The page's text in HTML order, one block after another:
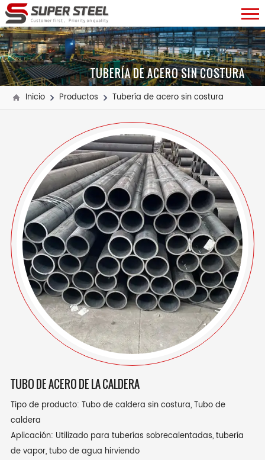
TUBERÍA DE ACERO SIN COSTURA
Inicio Productos Tubería de acero sin costura
TUBO DE ACERO DE LA CALDERA
Tipo de producto: Tubo de caldera sin costura, Tubo de
caldera
Aplicación: Utilizado para tuberías sobrecalentadas, tubería
de vapor, tubo de agua hirviendo